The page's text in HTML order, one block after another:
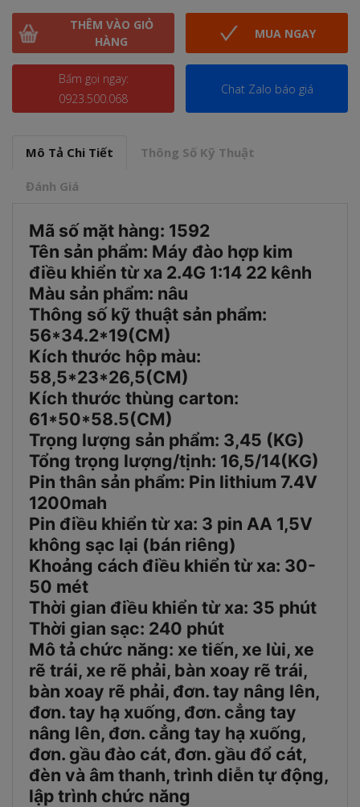
THÊM VÀO GIỎ
HÀNG
MUA NGAY
Bấm gọi ngay:
0923.500.068
Chat Zalo báo giá
Mô Tả Chi Tiết Thông Số Kỹ Thuật
Đánh Giá
Mã số mặt hàng: 1592
Tên sản phẩm: Máy đào hợp kim
điều khiển từ xa 2.4G 1:14 22 kênh
Màu sản phẩm: nâu
Thông số kỹ thuật sản phẩm:
56*34.2*19(CM)
Kích thước hộp màu:
58,5*23*26,5(CM)
Kích thước thùng carton:
61*50*58.5(CM)
Trọng lượng sản phẩm: 3,45 (KG)
Tổng trọng lượng/tịnh: 16,5/14(KG)
Pin thân sản phẩm: Pin lithium 7.4V
1200mah
Pin điều khiển từ xa: 3 pin AA 1,5V
không sạc lại (bán riêng)
Khoảng cách điều khiển từ xa: 30-
50 mét
Thời gian điều khiển từ xa: 35 phút
Thời gian sạc: 240 phút
Mô tả chức năng: xe tiến, xe lùi, xe
rẽ trái, xe rẽ phải, bàn xoay rẽ trái,
bàn xoay rẽ phải, đơn. tay nâng lên,
đơn. tay hạ xuống, đơn. cẳng tay
nâng lên, đơn. cẳng tay hạ xuống,
đơn. gầu đào cát, đơn. gầu đổ cát,
đèn và âm thanh, trình diễn tự động,
lập trình chức năng